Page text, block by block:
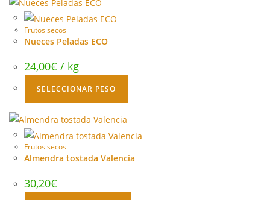
Frutos secos
Nueces Peladas ECO
24,00€ / kg
SELECCIONAR PESO
Frutos secos
Almendra tostada Valencia
30,20€